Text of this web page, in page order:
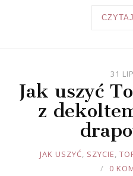
31
Jak uszyć
z
JOULE
JAK USZYĆ, SZYCIE,
0